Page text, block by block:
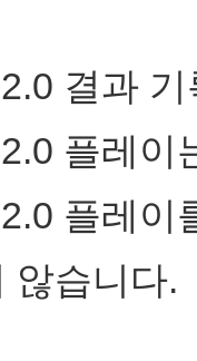
결과
플레이
플레이
않습니다.